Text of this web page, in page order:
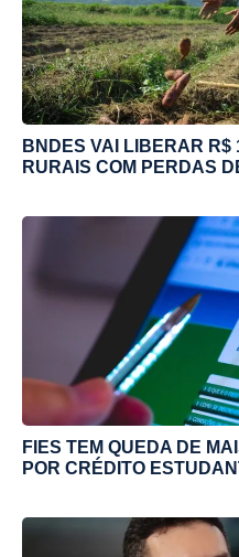
BNDES VAI LIBERAR R$
RURAIS COM PERDAS
FIES TEM QUEDA DE
POR CRÉDITO